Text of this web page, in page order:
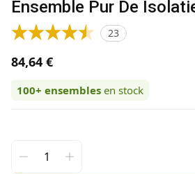
Ensemble Pur De
23
84,64 €
100+ ensembles en stock